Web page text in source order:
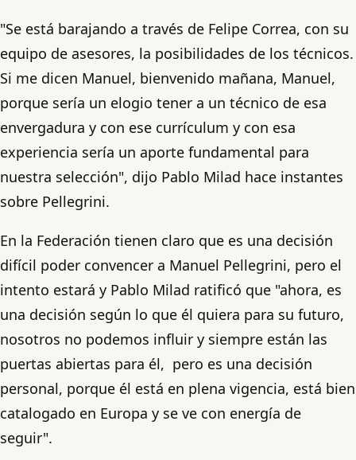
"Se está barajando a través de Felipe Correa, con su
equipo de asesores, la posibilidades de los técnicos.
Si me dicen Manuel, bienvenido mañana, Manuel,
porque sería un elogio tener a un técnico de esa
envergadura y con ese currículum y con esa
experiencia sería un aporte fundamental para
nuestra selección", dijo Pablo Milad hace instantes
sobre Pellegrini.
En la Federación tienen claro que es una decisión
difícil poder convencer a Manuel Pellegrini, pero el
intento estará y Pablo Milad ratificó que "ahora, es
una decisión según lo que él quiera para su futuro,
nosotros no podemos influir y siempre están las
puertas abiertas para él, pero es una decisión
personal, porque él está en plena vigencia, está bien
catalogado en Europa y se ve con energía de
seguir".